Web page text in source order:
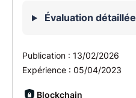
Évaluation détaillée
Publication : 13/02/2026
Expérience : 05/04/2023
Blockchain